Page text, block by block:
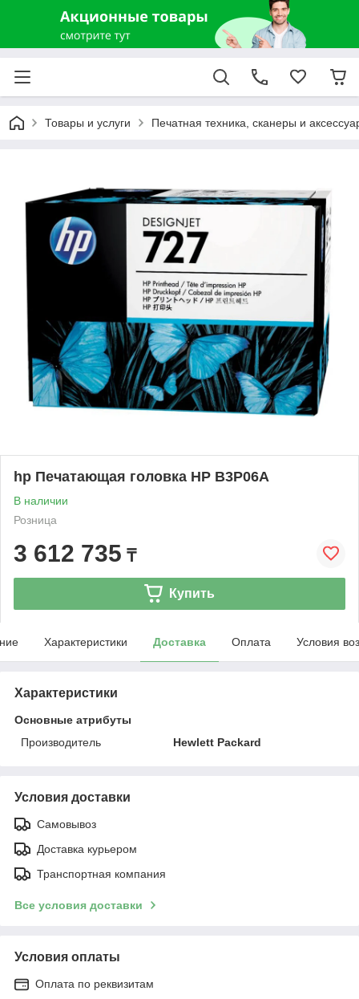
Товары и услуги Печатная техника, сканеры и
hp Печатающая головка HP B3P06A
В наличии
Розница
3 612 735 ₸
Купить
Характеристики Доставка Оплата Условия
Характеристики
Основные атрибуты
Производитель
Hewlett Packard
Условия доставки
Самовывоз
Доставка курьером
Транспортная компания
Все условия доставки
Условия оплаты
Оплата по реквизитам